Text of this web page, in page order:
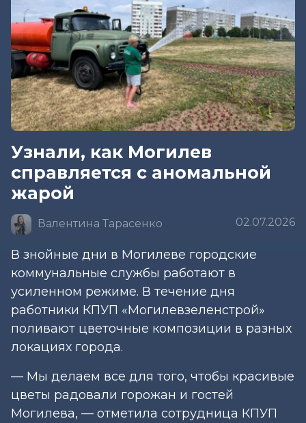
Узнали, как Могилев
справляется с аномальной
жарой
Валентина Тарасенко 02.07.2026
В знойные дни в Могилеве городские
коммунальные службы работают в
усиленном режиме. В течение дня
работники КПУП «Могилевзеленстрой»
поливают цветочные композиции в разных
локациях города.
— Мы делаем все для того, чтобы красивые
цветы радовали горожан и гостей
Могилева, — отметила сотрудница КПУП